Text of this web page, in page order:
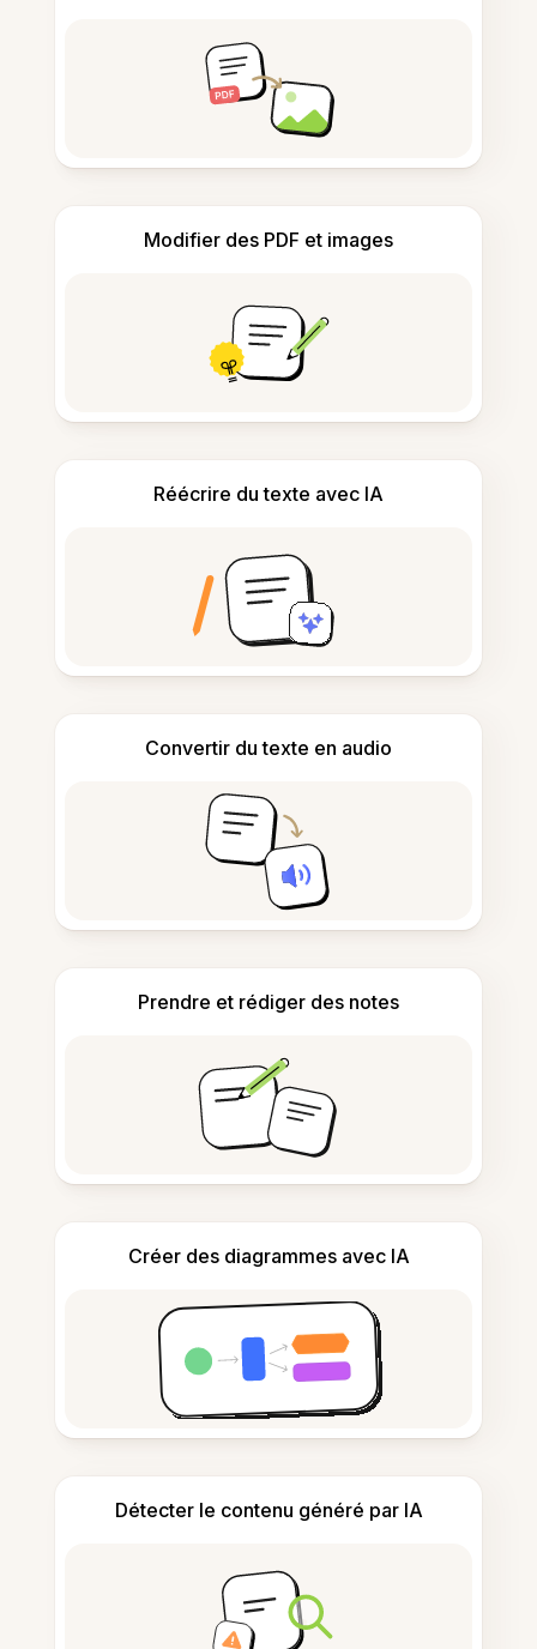
Modifier des PDF et images
Réécrire du texte avec IA
Convertir du texte en audio
Prendre et rédiger des notes
Créer des diagrammes avec IA
Détecter le contenu généré par IA